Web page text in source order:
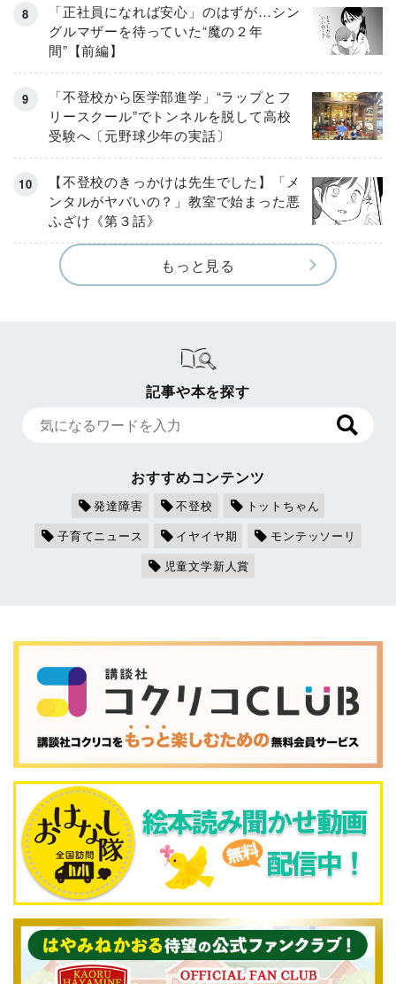
「正社員になれば安心」のはずが…シン
グルマザーを待っていた“魔の２年
間”【前編】
「不登校から医学部進学」“ラップとフ
リースクール”でトンネルを脱して高校
受験へ〔元野球少年の実話〕
【不登校のきっかけは先生でした】「メ
ンタルがヤバいの？」教室で始まった悪
ふざけ《第３話》
もっと見る
記事や本を探す
おすすめコンテンツ
発達障害 不登校
トットちゃん
子育てニュース
イヤイヤ期
モンテッソーリ
児童文学新人賞